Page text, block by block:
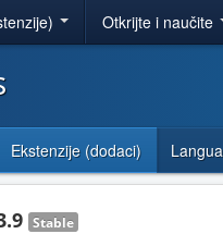
Otkrijte i naučite
Ekstenzije (dodaci)
Stable